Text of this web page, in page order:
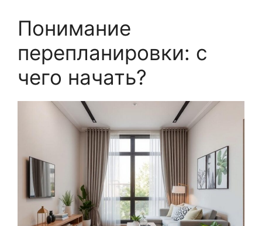
Понимание
перепланировки: с
чего начать?